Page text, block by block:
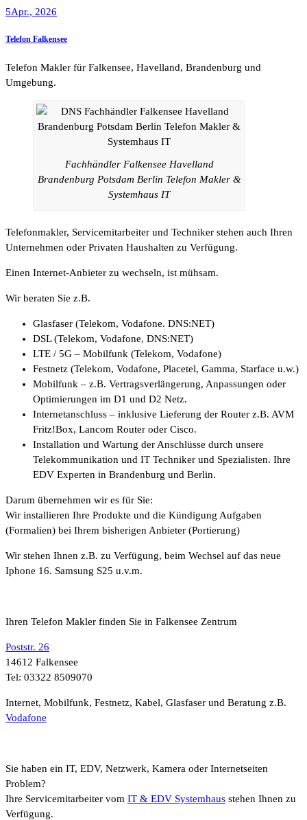
5Apr., 2026
Telefon Falkensee
Telefon Makler für Falkensee, Havelland, Brandenburg und
Umgebung.
Fachhändler Falkensee Havelland
Brandenburg Potsdam Berlin Telefon Makler &
Systemhaus IT
Telefonmakler, Servicemitarbeiter und Techniker stehen auch Ihren
Unternehmen oder Privaten Haushalten zu Verfügung.
Einen Internet-Anbieter zu wechseln, ist mühsam.
Wir beraten Sie z.B.
Glasfaser (Telekom, Vodafone. DNS:NET)
DSL (Telekom, Vodafone, DNS:NET)
LTE / 5G – Mobilfunk (Telekom, Vodafone)
Festnetz (Telekom, Vodafone, Placetel, Gamma, Starface u.w.)
Mobilfunk – z.B. Vertragsverlängerung, Anpassungen oder
Optimierungen im D1 und D2 Netz.
Internetanschluss – inklusive Lieferung der Router z.B. AVM
Fritz!Box, Lancom Router oder Cisco.
Installation und Wartung der Anschlüsse durch unsere
Telekommunikation und IT Techniker und Spezialisten. Ihre
EDV Experten in Brandenburg und Berlin.
Darum übernehmen wir es für Sie:
Wir installieren Ihre Produkte und die Kündigung Aufgaben
(Formalien) bei Ihrem bisherigen Anbieter (Portierung)
Wir stehen Ihnen z.B. zu Verfügung, beim Wechsel auf das neue
Iphone 16. Samsung S25 u.v.m.
Ihren Telefon Makler finden Sie in Falkensee Zentrum
Poststr. 26
14612 Falkensee
Tel: 03322 8509070
Internet, Mobilfunk, Festnetz, Kabel, Glasfaser und Beratung z.B.
Vodafone
Sie haben ein IT, EDV, Netzwerk, Kamera oder Internetseiten
Problem?
Ihre Servicemitarbeiter vom IT & EDV Systemhaus stehen Ihnen zu
Verfügung.